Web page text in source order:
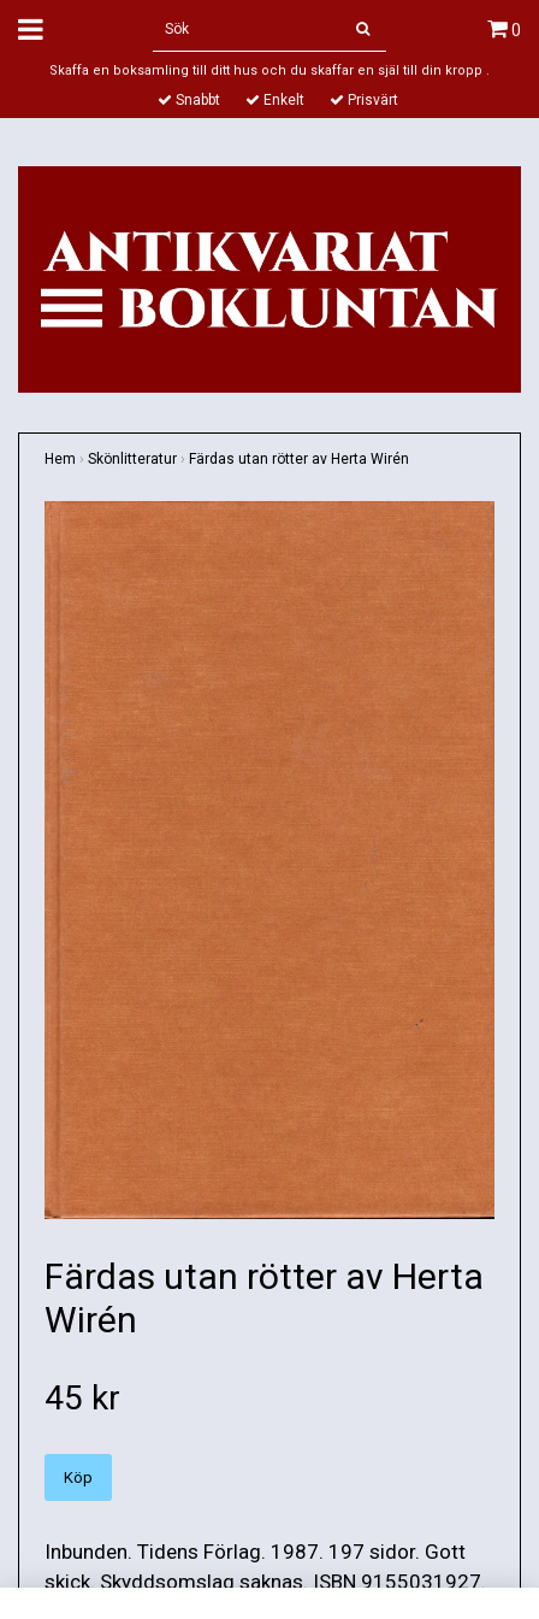
0
Skaffa en boksamling till ditt hus och du skaffar en själ till din kropp .
Snabbt Enkelt Prisvärt
Hem › Skönlitteratur › Färdas utan rötter av Herta Wirén
Färdas utan rötter av Herta
Wirén
45 kr
Köp
Inbunden. Tidens Förlag. 1987. 197 sidor. Gott
skick. Skyddsomslag saknas. ISBN 9155031927.